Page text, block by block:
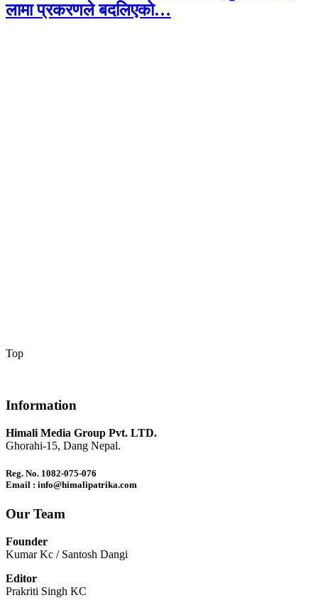
लामा प्रकरणले बदलिएको…
Top
Information
Himali Media Group Pvt. LTD.
Ghorahi-15, Dang Nepal.
Reg. No. 1082-075-076
Email : info@himalipatrika.com
Our Team
Founder
Kumar Kc / Santosh Dangi
Editor
Prakriti Singh KC